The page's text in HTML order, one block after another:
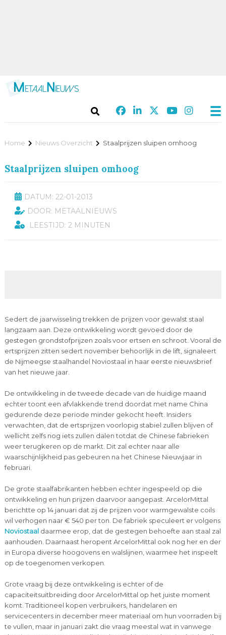
Home Nieuws Overzicht Staalprijzen sluipen omhoog
Staalprijzen sluipen omhoog
DATUM: 22-01-2013
DOOR: METAALNIEUWS
LEESTIJD: 2 MINUTEN
Sedert de jaarwisseling trekken de prijzen voor gewalst staal
langzaam aan. Deze ontwikkeling wordt gevoed door de
gestegen grondstofprijzen zoals voor ertsen en schroot. Vooral de
ertsprijzen zitten sedert november behoorlijk in de lift, signaleert
de Nijmeegse staalhandel Noviostaal in haar eerste nieuwsbrief
van het nieuwe jaar.
De ontwikkeling in de tweede decade van de huidige maand
echter toont een afvlakkende trend doordat met name China
gedurende deze periode minder gekocht heeft. Insiders
verwachten, dat de ertsprijzen voorlopig stabiel zullen blijven of
wellicht zelfs nog iets zullen dalen totdat de Chinese fabrieken
weer terugkeren op de markt. Dit zal echter naar alle
waarschijnlijkheid pas gebeuren na het Chinese Nieuwjaar in
februari.
De grote staalfabrikanten hebben echter ingespeeld op die
ontwikkeling en hun prijzen daarvoor aangepast. ArcelorMittal
berichtte op 14 januari dat zij de prijzen voor warmgewalste coils
wil verhogen naar € 540 per ton. De fabriek speculeert er volgens
Noviostaaldaarmee erop, dat de gestegen behoefte aan staal zal
aanhouden. Daarnaast heropent ArcelorMittal ook nog her en der
in Europa diverse hoogovens en walslijnen, waarmee het inspeelt
op de toegenomen verkopen.
Grote vraag bij deze ontwikkeling is echter of de
capaciteitsuitbreiding door ArcelorMittal op het juiste moment
komt. Traditioneel kopen verbruikers, handelaren en
servicecenters in december meer materiaal om hun voorraden bij
te vullen, maar in januari zakt die vraag meestal wat in vanwege